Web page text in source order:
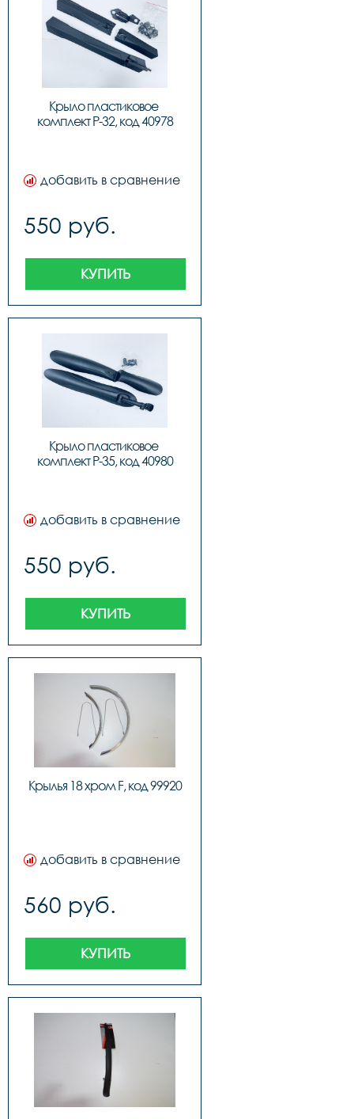
Крыло пластиковое
комплект P-32, код 40978
добавить в сравнение
550 руб.
КУПИТЬ
Крыло пластиковое
комплект P-35, код 40980
добавить в сравнение
550 руб.
КУПИТЬ
Крылья 18 хром F, код 99920
добавить в сравнение
560 руб.
КУПИТЬ